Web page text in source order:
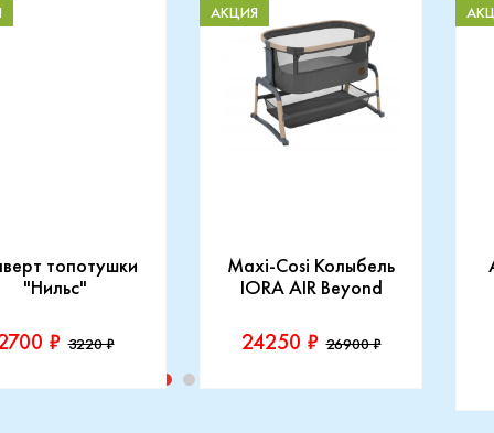
топотушки
"Нильс"
₽ 3220 ₽
Maxi-Cosi Колыбель
IORA AIR Beyond
АКЦИЯ
24250 ₽ 26900 ₽
Производитель::